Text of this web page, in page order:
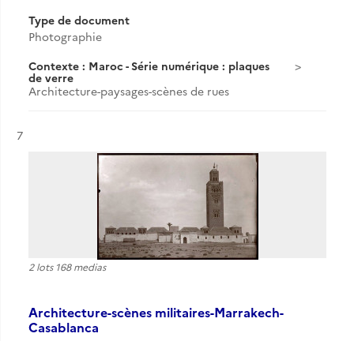
Type de document
Photographie
Contexte : Maroc - Série numérique : plaques
de verre
Architecture-paysages-scènes de rues
Résultat n°
7
2 lots 168 medias
Architecture-scènes militaires-Marrakech-
Casablanca